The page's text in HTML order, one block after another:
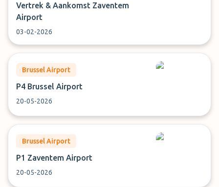
Vertrek & Aankomst Zaventem
Airport
03-02-2026
Brussel Airport
P4 Brussel Airport
20-05-2026
Brussel Airport
P1 Zaventem Airport
20-05-2026